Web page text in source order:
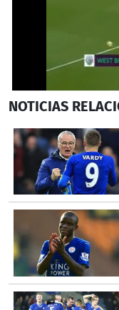
seconds
1
minute,
23
seconds
NOTICIAS